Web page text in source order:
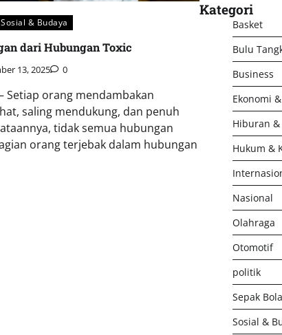
Sosial & Budaya
dari Hubungan Toxic
13, 2025 0
Setiap orang mendambakan
saling mendukung, dan penuh
tidak semua hubungan
orang terjebak dalam hubungan
Kategori
Basket
Bulu
Business
Ekonomi
Hiburan
Hukum &
Nasional
Olahraga
Otomotif
politik
Sepak Bola
Sosial &